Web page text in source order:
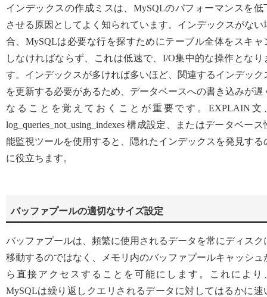
インデックスの作成ミスは、MySQLのパフォーマンスを低
させる原因としてよく知られています。インデックスがない
合、MySQLは必要な行を探すためにテーブル全体をスキャ
しなければならず、これは低速で、I/O集中的な操作となり
す。インデックスが多ければ多いほど、関連するインデック
を更新する必要があるため、データベースへの書き込みが遅
なることを覚えておくことが重要です。EXPLAIN文
log_queries_not_using_indexes 構成設定、またはデータベース
能監視ツールを使用すると、隠れたインデックスを発見する
に役立ちます。
バッファプールの適切なサイズ設定
バッファプールは、頻繁に使用されるデータを常にディスク
移動するのではなく、メモリ内のバッファプールキャッシュ
ら直接アクセスすることを可能にします。これにより
MySQLは繰り返しクエリされるデータに対してはるかに速